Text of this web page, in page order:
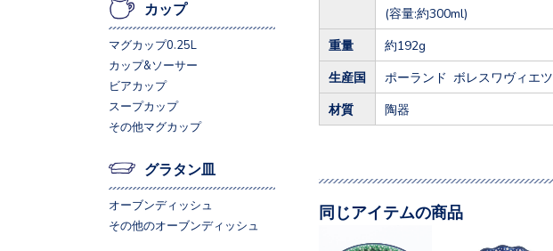
(容量:約300ml)
重量 約192g
生産国 ポーランド ボレスワヴィエツ
材質 陶器
同じアイテムの商品
カップ
マグカップ0.25L
カップ&ソーサー
ビアカップ
スープカップ
その他マグカップ
グラタン皿
オーブンディッシュ
その他のオーブンディッシュ